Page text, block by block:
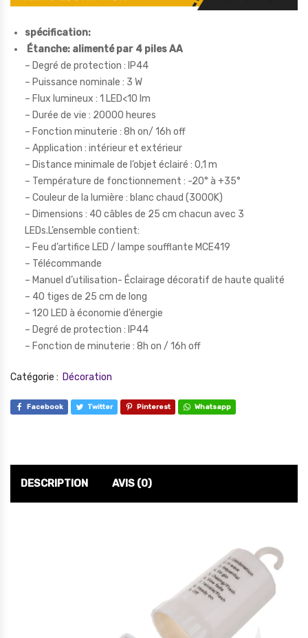
spécification:
Étanche: alimenté par 4 piles AA
– Degré de protection : IP44
– Puissance nominale : 3 W
– Flux lumineux : 1 LED<10 lm
– Durée de vie : 20000 heures
– Fonction minuterie : 8h on/ 16h off
– Application : intérieur et extérieur
– Distance minimale de l’objet éclairé : 0,1 m
– Température de fonctionnement : -20° à +35°
– Couleur de la lumière : blanc chaud (3000K)
– Dimensions : 40 câbles de 25 cm chacun avec 3
LEDs.L’ensemble contient:
– Feu d’artifice LED / lampe soufflante MCE419
– Télécommande
– Manuel d’utilisation- Éclairage décoratif de haute qualité
– 40 tiges de 25 cm de long
– 120 LED à économie d’énergie
– Degré de protection : IP44
– Fonction de minuterie : 8h on / 16h off
Catégorie : Décoration
Facebook Twitter Pinterest Whatsapp
DESCRIPTION AVIS (0)